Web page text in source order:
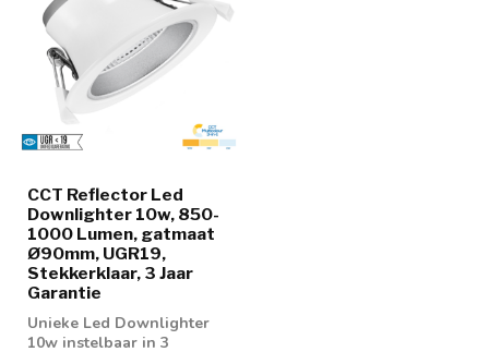
CCT Reflector Led
Downlighter 10w, 850-
1000 Lumen, gatmaat
Ø90mm, UGR19,
Stekkerklaar, 3 Jaar
Garantie
Unieke Led Downlighter
10w instelbaar in 3